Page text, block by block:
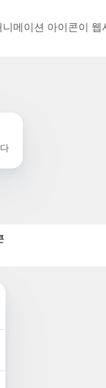
메이션 아이콘이